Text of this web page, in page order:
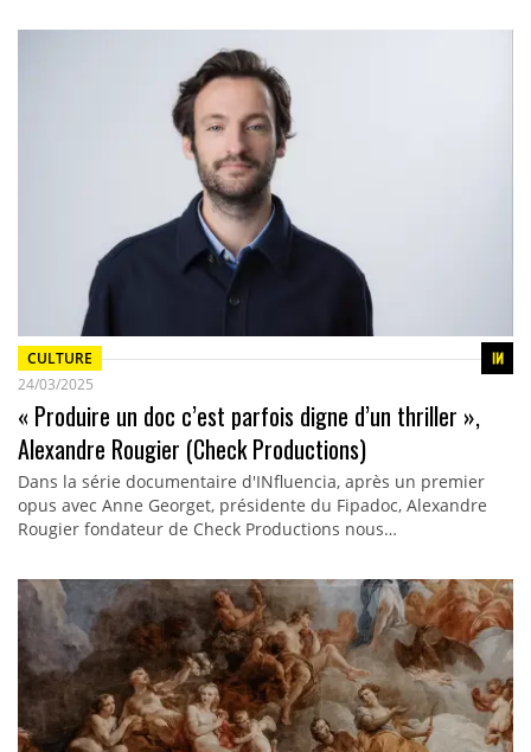
CULTURE
24/03/2025
« Produire un doc c’est parfois digne d’un thriller »,
Alexandre Rougier (Check Productions)
Dans la série documentaire d'INfluencia, après un premier
opus avec Anne Georget, présidente du Fipadoc, Alexandre
Rougier fondateur de Check Productions nous…